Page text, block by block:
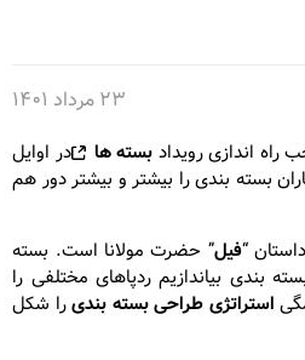
۲۳ مرداد ۱۴۰۱
اندازی رویداد بسته ها
در اوایل
بسته بندی را بیشتر و بیشتر دور هم
“فیل” حضرت مولانا است. بسته
بیاندازیم ردپاهای مختلفی را
استراتژی طراحی بسته بندیرا شکل